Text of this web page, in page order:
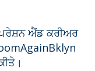
ਐਂਡ ਕਰੀਅਰ